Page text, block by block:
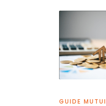
GUIDE MUTUI